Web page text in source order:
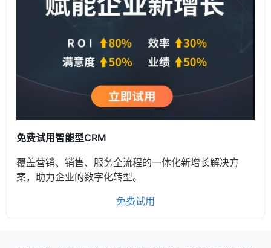
免费试用智能型CRM
覆盖营销、销售、服务全流程的一体化新增长解决方
案，助力企业的数字化转型。
免费试用